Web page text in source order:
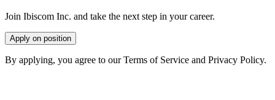
Join Ibiscom Inc. and take the next step in your career.
Apply on position
By applying, you agree to our Terms of Service and Privacy Policy.